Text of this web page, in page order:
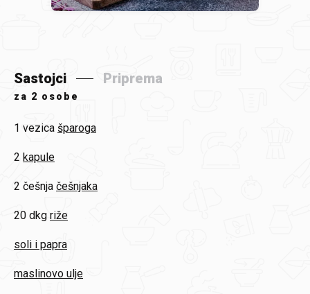
Sastojci Priprema
za 2 osobe
1 vezica šparoga
2 kapule
2 češnja češnjaka
20 dkg riže
soli i papra
maslinovo ulje